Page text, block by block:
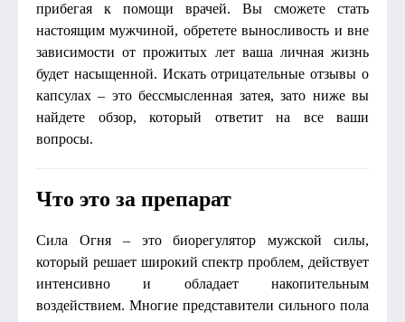
прибегая к помощи врачей. Вы сможете стать
настоящим мужчиной, обретете выносливость и вне
зависимости от прожитых лет ваша личная жизнь
будет насыщенной. Искать отрицательные отзывы о
капсулах – это бессмысленная затея, зато ниже вы
найдете обзор, который ответит на все ваши
вопросы.
Что это за препарат
Сила Огня – это биорегулятор мужской силы,
который решает широкий спектр проблем, действует
интенсивно и обладает накопительным
воздействием. Многие представители сильного пола